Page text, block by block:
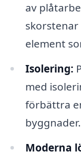
av
element
Isolering:
med
förbättra
byggnader.
Moderna